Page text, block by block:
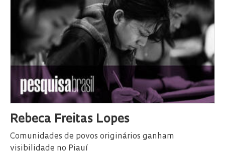
Rebeca Freitas Lopes
Comunidades de povos originários ganham
visibilidade no Piauí